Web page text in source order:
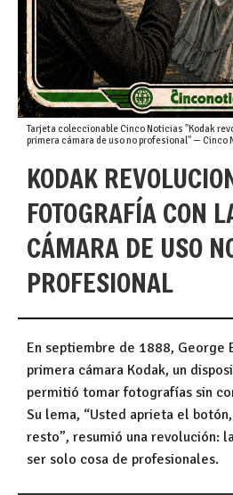
Tarjeta coleccionable Cinco Noticias "Kodak
primera cámara de uso no profesional" — Cinco
KODAK
FOTOGRAFÍA CON
CÁMARA DE USO
PROFESIONAL
En septiembre de 1888, George
primera cámara Kodak, un
permitió tomar fotografías sin
Su lema, “Usted aprieta el
resto”, resumió una revolución:
ser solo cosa de profesionales.